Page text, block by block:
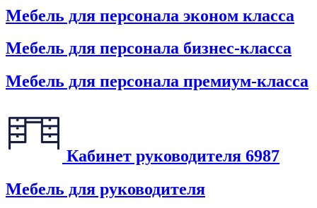
Мебель для персонала эконом класса
Мебель для персонала бизнес-класса
Мебель для персонала премиум-класса
Кабинет руководителя 6987
Мебель для руководителя